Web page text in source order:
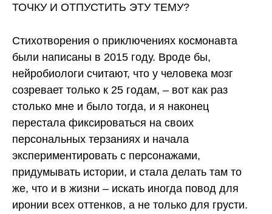
ТОЧКУ И ОТПУСТИТЬ ЭТУ ТЕМУ?
Стихотворения о приключениях космонавта
были написаны в 2015 году. Вроде бы,
нейробиологи считают, что у человека мозг
созревает только к 25 годам, – вот как раз
столько мне и было тогда, и я наконец
перестала фиксироваться на своих
персональных терзаниях и начала
экспериментировать с персонажами,
придумывать истории, и стала делать там то
же, что и в жизни – искать иногда повод для
иронии всех оттенков, а не только для грусти.